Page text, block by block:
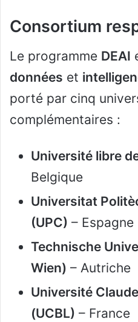
Consortium
Le programme DEAI
données et
porté par cinq
complémentaires :
Université libre
Belgique
Universitat
(UPC) – Espagne
Technische
Wien) – Autriche
Université
(UCBL) – France